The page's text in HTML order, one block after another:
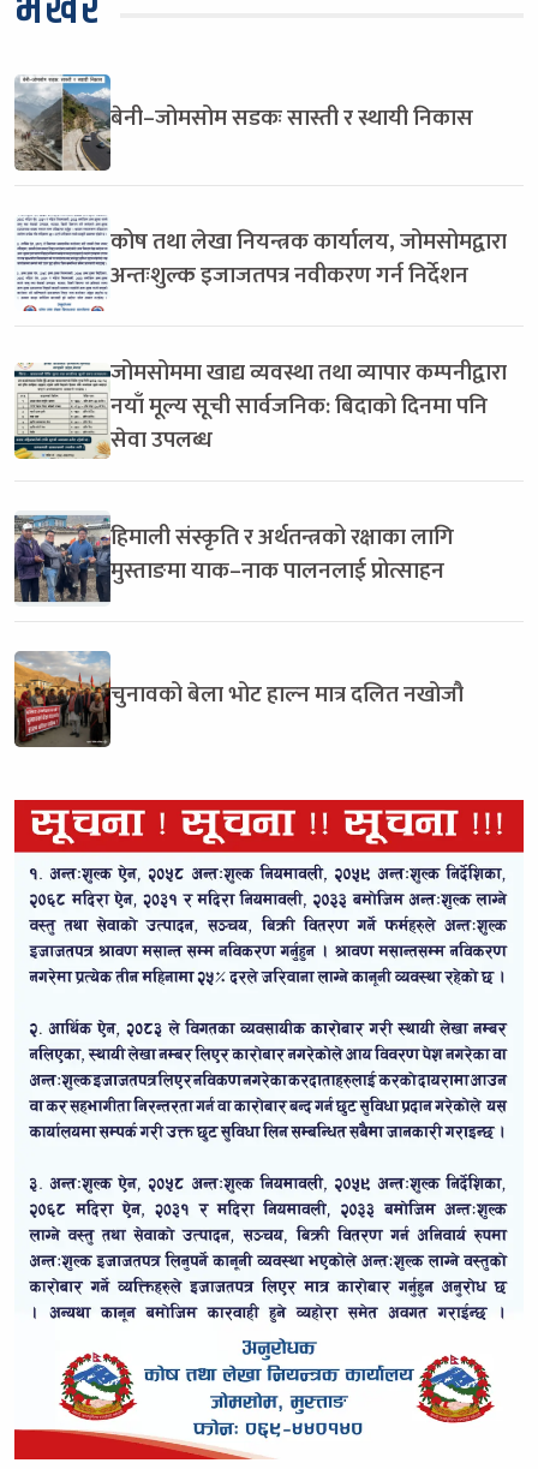
बेनी–जोमसोम सडकः सास्ती र स्थायी निकास
कोष तथा लेखा नियन्त्रक कार्यालय, जोमसोमद्वारा
अन्तःशुल्क इजाजतपत्र नवीकरण गर्न निर्देशन
जोमसोममा खाद्य व्यवस्था तथा व्यापार कम्पनीद्वारा
नयाँ मूल्य सूची सार्वजनिक: बिदाको दिनमा पनि
सेवा उपलब्ध
हिमाली संस्कृति र अर्थतन्त्रको रक्षाका लागि
मुस्ताङमा याक–नाक पालनलाई प्रोत्साहन
चुनावको बेला भोट हाल्न मात्र दलित नखोजौ